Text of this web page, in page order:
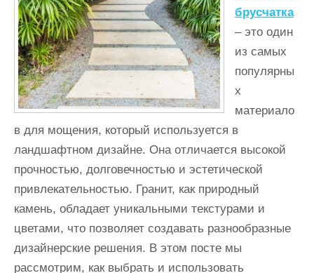
брусчатка
– это один
из самых
популярны
х
материало
в для мощения, который используется в
ландшафтном дизайне. Она отличается высокой
прочностью, долговечностью и эстетической
привлекательностью. Гранит, как природный
камень, обладает уникальными текстурами и
цветами, что позволяет создавать разнообразные
дизайнерские решения. В этом посте мы
рассмотрим, как выбрать и использовать